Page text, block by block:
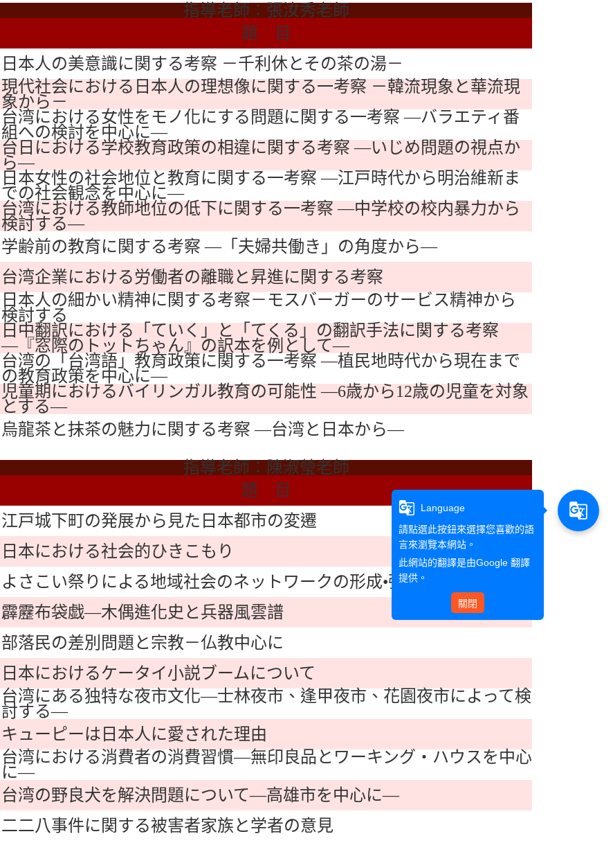
指導老師：張汝秀老師
題 目
日本人の美意識に関する考察 －千利休とその茶の湯－
現代社会における日本人の理想像に関する一考察 －韓流現象と華流現
象から－
台湾における女性をモノ化にする問題に関する一考察 ―バラエティ番
組への検討を中心に―
台日における学校教育政策の相違に関する考察 ―いじめ問題の視点か
ら―
日本女性の社会地位と教育に関する一考察 ―江戸時代から明治維新ま
での社会観念を中心に―
台湾における教師地位の低下に関する一考察 ―中学校の校内暴力から
検討する―
学齢前の教育に関する考察 ―「夫婦共働き」の角度から―
台湾企業における労働者の離職と昇進に関する考察
日本人の細かい精神に関する考察－モスバーガーのサービス精神から
検討する
日中翻訳における「ていく」と「てくる」の翻訳手法に関する考察
―『窓際のトットちゃん』の訳本を例として―
台湾の「台湾語」教育政策に関する一考察 ―植民地時代から現在まで
の教育政策を中心に―
児童期におけるバイリンガル教育の可能性 ―6歳から12歳の児童を対象
とする―
烏龍茶と抹茶の魅力に関する考察 ―台湾と日本から―
指導老師：陳淑瑩老師
題 目
江戸城下町の発展から見た日本都市の変遷
日本における社会的ひきこもり
よさこい祭りによる地域社会のネットワークの形成•強化に関する研究
霹靂布袋戯―木偶進化史と兵器風雲譜
部落民の差別問題と宗教－仏教中心に
日本におけるケータイ小説ブームについて
台湾にある独特な夜市文化―士林夜市、逢甲夜市、花園夜市によって検
討する―
キューピーは日本人に愛された理由
台湾における消費者の消費習慣―無印良品とワーキング‧ハウスを中心
に―
台湾の野良犬を解決問題について―高雄市を中心に―
二二八事件に関する被害者家族と学者の意見
g_translate
Language
請點選此按鈕來選擇您喜歡的語
言來瀏覽本網站。
此網站的翻譯是由Google 翻譯
提供。
關閉
g_translate